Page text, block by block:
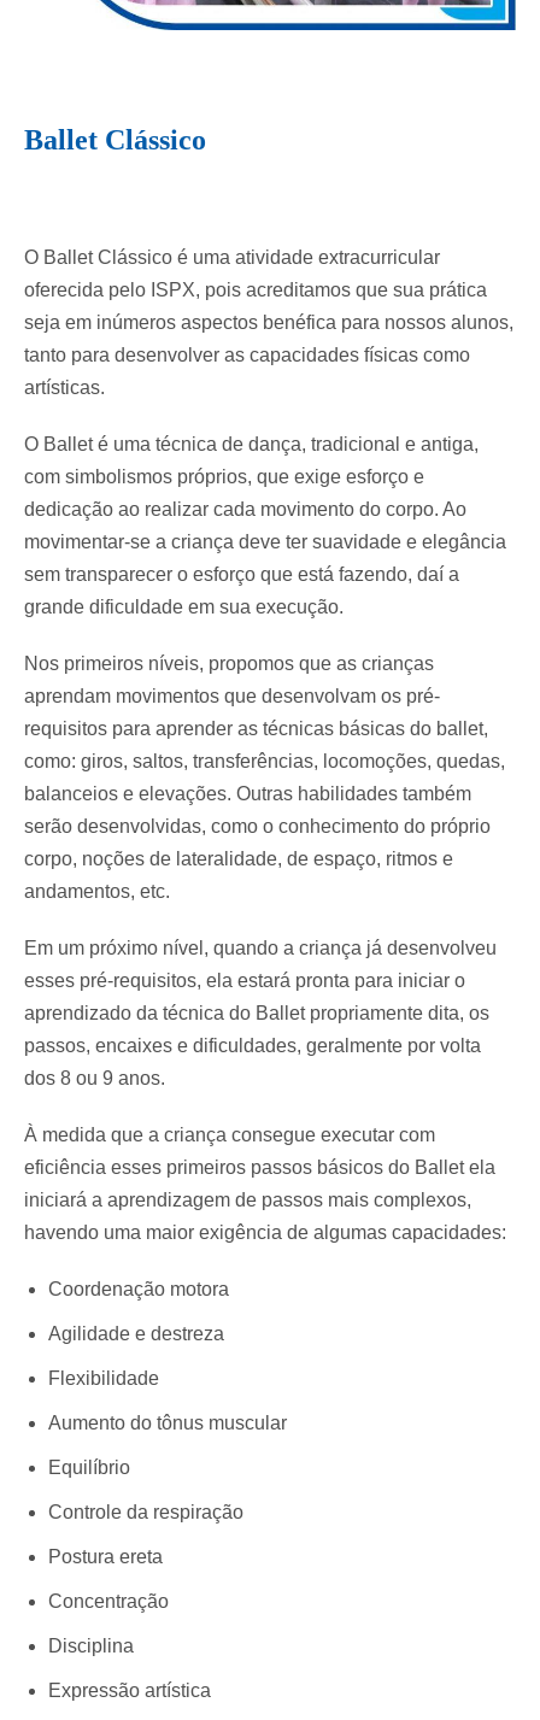
Ballet Clássico
O Ballet Clássico é uma atividade extracurricular
oferecida pelo ISPX, pois acreditamos que sua prática
seja em inúmeros aspectos benéfica para nossos alunos,
tanto para desenvolver as capacidades físicas como
artísticas.
O Ballet é uma técnica de dança, tradicional e antiga,
com simbolismos próprios, que exige esforço e
dedicação ao realizar cada movimento do corpo. Ao
movimentar-se a criança deve ter suavidade e elegância
sem transparecer o esforço que está fazendo, daí a
grande dificuldade em sua execução.
Nos primeiros níveis, propomos que as crianças
aprendam movimentos que desenvolvam os pré-
requisitos para aprender as técnicas básicas do ballet,
como: giros, saltos, transferências, locomoções, quedas,
balanceios e elevações. Outras habilidades também
serão desenvolvidas, como o conhecimento do próprio
corpo, noções de lateralidade, de espaço, ritmos e
andamentos, etc.
Em um próximo nível, quando a criança já desenvolveu
esses pré-requisitos, ela estará pronta para iniciar o
aprendizado da técnica do Ballet propriamente dita, os
passos, encaixes e dificuldades, geralmente por volta
dos 8 ou 9 anos.
À medida que a criança consegue executar com
eficiência esses primeiros passos básicos do Ballet ela
iniciará a aprendizagem de passos mais complexos,
havendo uma maior exigência de algumas capacidades:
Coordenação motora
Agilidade e destreza
Flexibilidade
Aumento do tônus muscular
Equilíbrio
Controle da respiração
Postura ereta
Concentração
Disciplina
Expressão artística